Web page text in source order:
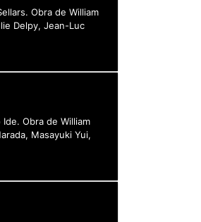
Obra de William
Delpy, Jean-Luc
Obra de William
Masayuki Yui,